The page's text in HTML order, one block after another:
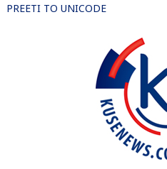
PREETI TO UNICODE